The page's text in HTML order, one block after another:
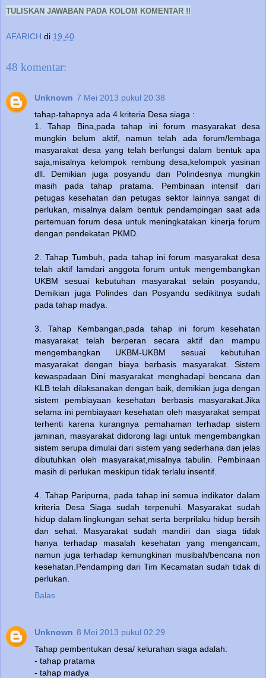
TULISKAN JAWABAN PADA KOLOM KOMENTAR !!
AFARICH di 19.40
48 komentar:
Unknown 7 Mei 2013 pukul 20.38
tahap-tahapnya ada 4 kriteria Desa siaga :
1. Tahap Bina,pada tahap ini forum masyarakat desa
mungkin belum aktif, namun telah ada forum/lembaga
masyarakat desa yang telah berfungsi dalam bentuk apa
saja,misalnya kelompok rembung desa,kelompok yasinan
dll. Demikian juga posyandu dan Polindesnya mungkin
masih pada tahap pratama. Pembinaan intensif dari
petugas kesehatan dan petugas sektor lainnya sangat di
perlukan, misalnya dalam bentuk pendampingan saat ada
pertemuan forum desa untuk meningkatakan kinerja forum
dengan pendekatan PKMD.
2. Tahap Tumbuh, pada tahap ini forum masyarakat desa
telah aktif lamdari anggota forum untuk mengembangkan
UKBM sesuai kebutuhan masyarakat selain posyandu,
Demikian juga Polindes dan Posyandu sedikitnya sudah
pada tahap madya.
3. Tahap Kembangan,pada tahap ini forum kesehatan
masyarakat telah berperan secara aktif dan mampu
mengembangkan UKBM-UKBM sesuai kebutuhan
masyarakat dengan biaya berbasis masyarakat. Sistem
kewaspadaan Dini masyarakat menghadapi bencana dan
KLB telah dilaksanakan dengan baik, demikian juga dengan
sistem pembiayaan kesehatan berbasis masyarakat.Jika
selama ini pembiayaan kesehatan oleh masyarakat sempat
terhenti karena kurangnya pemahaman terhadap sistem
jaminan, masyarakat didorong lagi untuk mengembangkan
sistem serupa dimulai dari sistem yang sederhana dan jelas
dibutuhkan oleh masyarakat,misalnya tabulin. Pembinaan
masih di perlukan meskipun tidak terlalu insentif.
4. Tahap Paripurna, pada tahap ini semua indikator dalam
kriteria Desa Siaga sudah terpenuhi. Masyarakat sudah
hidup dalam lingkungan sehat serta berprilaku hidup bersih
dan sehat. Masyarakat sudah mandiri dan siaga tidak
hanya terhadap masalah kesehatan yang mengancam,
namun juga terhadap kemungkinan musibah/bencana non
kesehatan.Pendamping dari Tim Kecamatan sudah tidak di
perlukan.
Balas
Unknown 8 Mei 2013 pukul 02.29
Tahap pembentukan desa/ kelurahan siaga adalah:
- tahap pratama
- tahap madya